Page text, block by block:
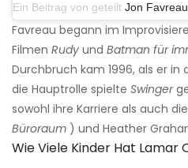
Ein Beitrag von geteilt Jon Favreau
Favreau begann im
Filmen Rudy und Batman für
Durchbruch kam 1996, als er in
die Hauptrolle spielte Swinger
sowohl ihre Karriere als auch
Büroraum ) und Heather
Wie Viele Kinder Hat Lamar